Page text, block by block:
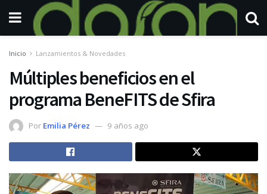
Inicio Lanzamientos & Novedades
Múltiples beneficios en el
programa BeneFITS de Sfira
Por Emilia Pérez 9 años ago